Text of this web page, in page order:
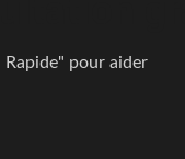
pour aider